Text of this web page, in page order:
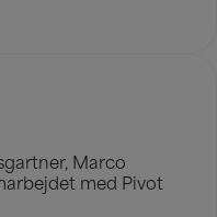
Marco
med Pivot